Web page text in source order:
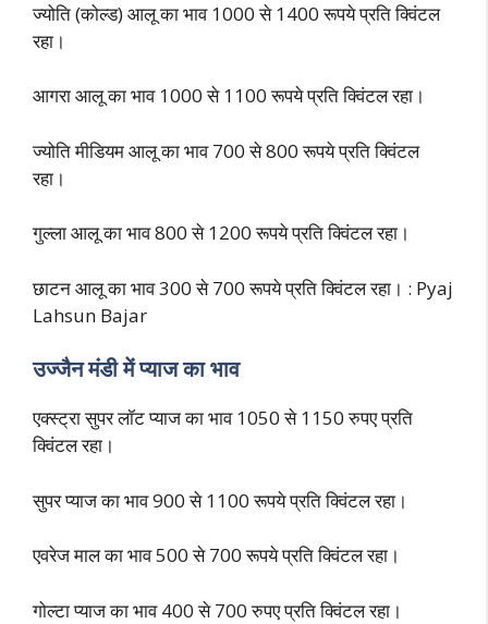
ज्योति (कोल्ड) आलू का भाव 1000 से 1400 रूपये प्रति क्विंटल
रहा।
आगरा आलू का भाव 1000 से 1100 रूपये प्रति क्विंटल रहा।
ज्योति मीडियम आलू का भाव 700 से 800 रूपये प्रति क्विंटल
रहा।
गुल्ला आलू का भाव 800 से 1200 रूपये प्रति क्विंटल रहा।
छाटन आलू का भाव 300 से 700 रूपये प्रति क्विंटल रहा। : Pyaj
Lahsun Bajar
उज्जैन मंडी में प्याज का भाव
एक्स्ट्रा सुपर लॉट प्याज का भाव 1050 से 1150 रुपए प्रति
क्विंटल रहा।
सुपर प्याज का भाव 900 से 1100 रूपये प्रति क्विंटल रहा।
एवरेज माल का भाव 500 से 700 रूपये प्रति क्विंटल रहा।
गोल्टा प्याज का भाव 400 से 700 रुपए प्रति क्विंटल रहा।